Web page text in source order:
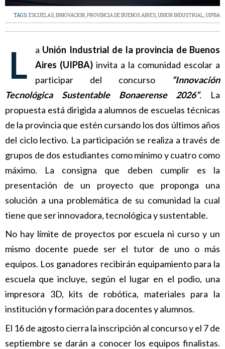
TAGS:ESCUELAS,INNOVACION,PROVINCIA DE BUENOS AIRES,UNION INDUSTRIAL,UIPBA
La Unión Industrial de la provincia de Buenos
Aires (UIPBA) invita a la comunidad escolar a
participar del concurso
“Innovación
Tecnológica Sustentable Bonaerense 2026”. La
propuesta está dirigida a alumnos de escuelas técnicas
de la provincia que estén cursando los dos últimos años
del ciclo lectivo. La participación se realiza a través de
grupos de dos estudiantes como mínimo y cuatro como
máximo. La consigna que deben cumplir es la
presentación de un proyecto que proponga una
solución a una problemática de su comunidad la cual
tiene que ser innovadora, tecnológica y sustentable.
No hay límite de proyectos por escuela ni curso y un
mismo docente puede ser el tutor de uno o más
equipos. Los ganadores recibirán equipamiento para la
escuela que incluye, según el lugar en el podio, una
impresora 3D, kits de robótica, materiales para la
institución y formación para docentes y alumnos.
El 16 de agosto cierra la inscripción al concurso y el 7 de
septiembre se darán a conocer los equipos finalistas.